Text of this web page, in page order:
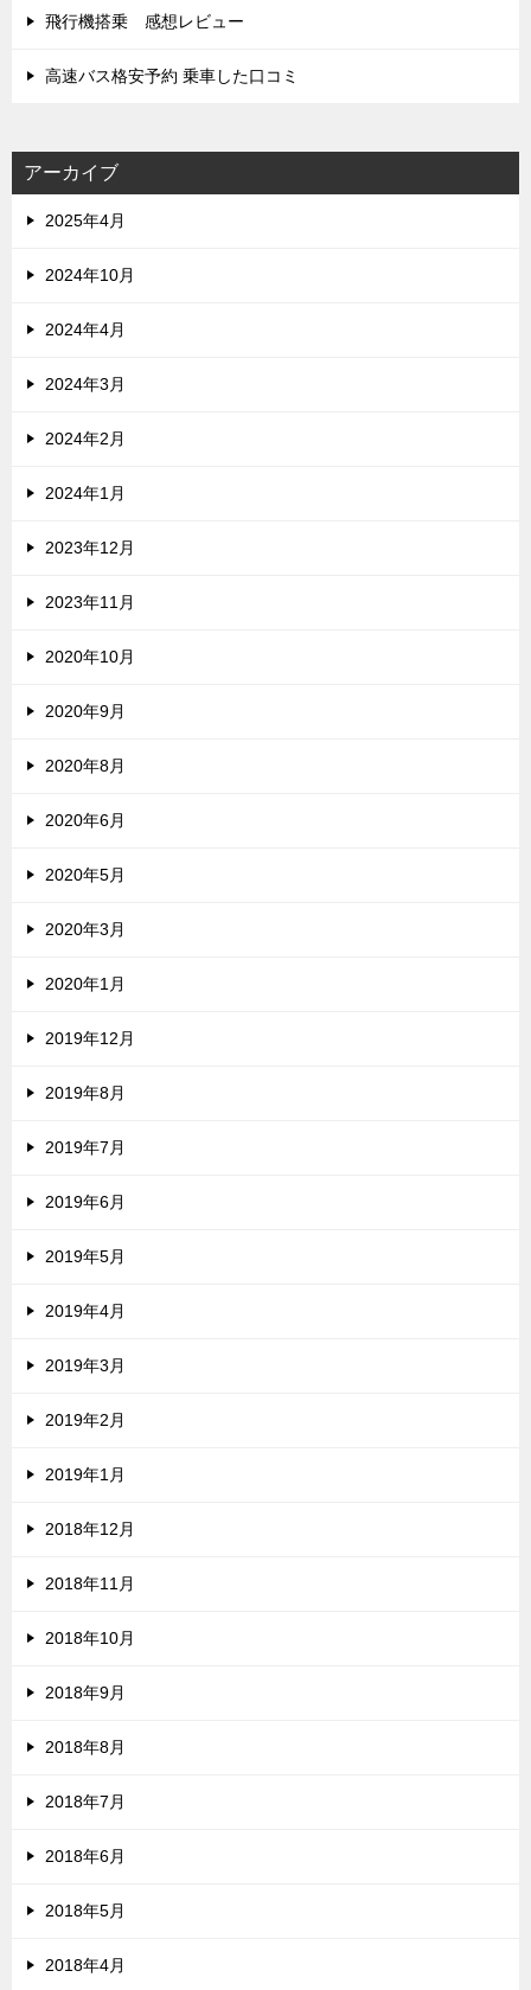
飛行機搭乗 感想レビュー
高速バス格安予約 乗車した口コミ
アーカイブ
2025年4月
2024年10月
2024年4月
2024年3月
2024年2月
2024年1月
2023年12月
2023年11月
2020年10月
2020年9月
2020年8月
2020年6月
2020年5月
2020年3月
2020年1月
2019年12月
2019年8月
2019年7月
2019年6月
2019年5月
2019年4月
2019年3月
2019年2月
2019年1月
2018年12月
2018年11月
2018年10月
2018年9月
2018年8月
2018年7月
2018年6月
2018年5月
2018年4月